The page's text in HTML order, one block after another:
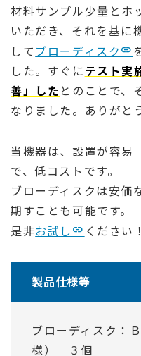
材料サンプル少量とホ
いただき、それを基に
して ブローディスク
した。すぐにテスト実
善」した とのことで、
なりました。ありがと
当機器は、設置が容易
で、低コストです。
ブローディスクは安価
期すことも可能です。
是非お試し ください！
製品仕様等
ブローディスク：
様） ３個